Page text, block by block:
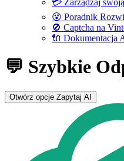
💳 Zarządzaj
😵 Poradnik
🚫 Captcha na
🔌 Dokumentacja
💬 Szybkie
Otwórz opcje Zapytaj AI